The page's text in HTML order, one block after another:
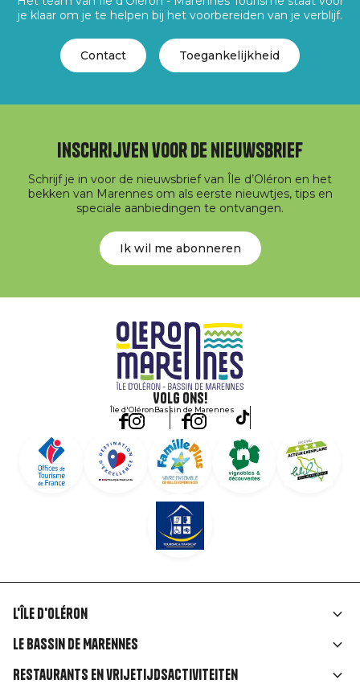
je klaar om je te helpen bij het voorbereiden van je verblijf.
Contact Toegankelijkheid
Inschrijven voor de nieuwsbrief
Schrijf je in voor de nieuwsbrief van Île d’Oléron en het
bekken van Marennes om als eerste nieuwtjes, tips en
speciale aanbiedingen te ontvangen.
Ik wil me abonneren
Volg ons!
Île d'OléronBassin de Marennes
Liens
rubriques
L'île d'Oléron
Le Bassin de Marennes
Restaurants en vrijetijdsactiviteiten